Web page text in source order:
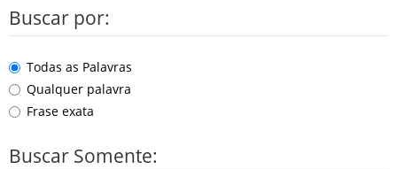
Buscar por:
Todas as Palavras
Qualquer palavra
Frase exata
Buscar Somente: